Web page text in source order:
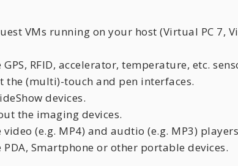
VMs running on your host (Virtual PC 7,
RFID, accelerator, temperature, etc.
the (multi)-touch and pen interfaces.
devices.
the imaging devices.
(e.g. MP4) and audtio (e.g. MP3)
Smartphone or other portable devices.